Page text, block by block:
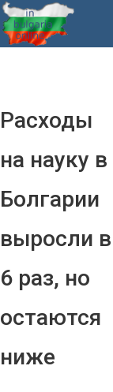
Расходы
на науку в
Болгарии
выросли в
6 раз, но
остаются
ниже